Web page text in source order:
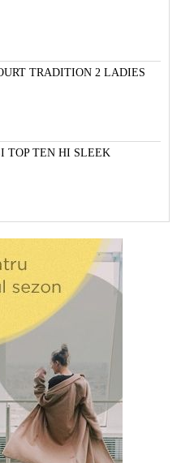
TRADITION 2 LADIES
TOP TEN HI SLEEK